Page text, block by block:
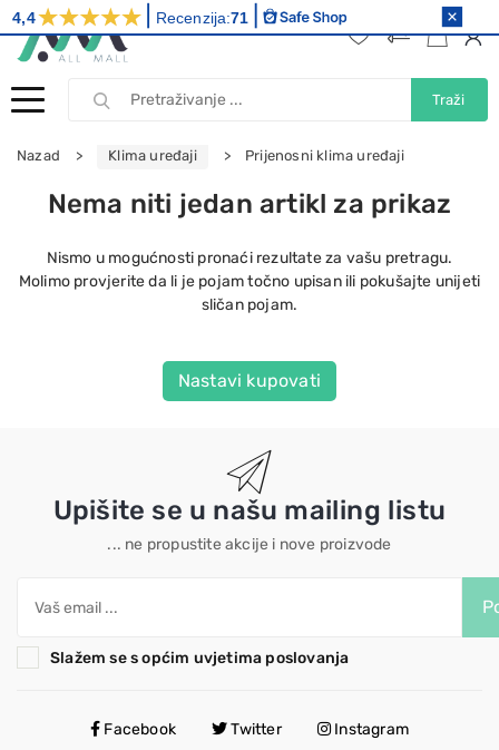
Traži
Nazad Klima uređaji Prijenosni klima uređaji
Nema niti jedan artikl za prikaz
Nismo u mogućnosti pronaći rezultate za vašu pretragu.
Molimo provjerite da li je pojam točno upisan ili pokušajte unijeti
sličan pojam.
Nastavi kupovati
Upišite se u našu mailing listu
... ne propustite akcije i nove proizvode
Slažem se s općim uvjetima poslovanja
Facebook Twitter Instagram
4,4 Recenzija:71